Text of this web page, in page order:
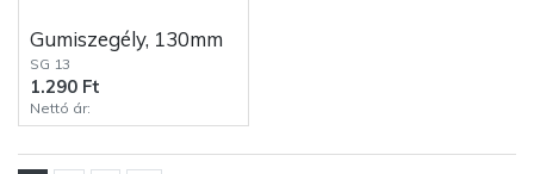
Gumiszegély, 130mm
SG 13
1.290 Ft
Nettó ár: